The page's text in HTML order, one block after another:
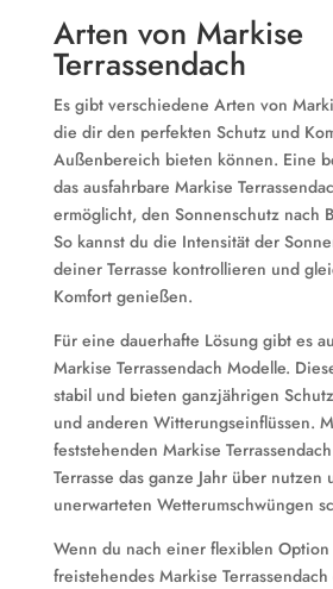
Arten von Markise
Terrassendach
Es gibt verschiedene Arten von
die dir den perfekten Schutz und
Außenbereich bieten können. Eine
das ausfahrbare Markise
ermöglicht, den Sonnenschutz nach
So kannst du die Intensität der
deiner Terrasse kontrollieren und
Komfort genießen.
Für eine dauerhafte Lösung gibt es
Markise Terrassendach Modelle.
stabil und bieten ganzjährigen
und anderen Witterungseinflüssen.
feststehenden Markise
Terrasse das ganze Jahr über nutzen
unerwarteten Wetterumschwüngen
Wenn du nach einer flexiblen
freistehendes Markise